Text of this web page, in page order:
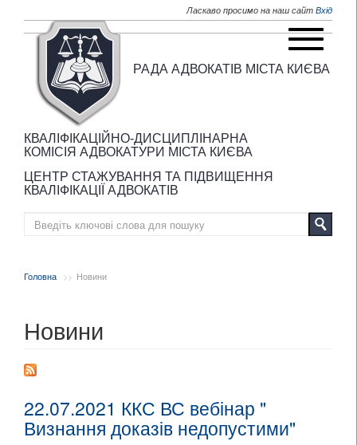
Ласкаво просимо на наш сайт Вхід
РАДА АДВОКАТІВ МІСТА КИЄВА
КВАЛІФІКАЦІЙНО-ДИСЦИПЛІНАРНА
КОМІСІЯ АДВОКАТУРИ МІСТА КИЄВА
ЦЕНТР СТАЖУВАННЯ ТА ПІДВИЩЕННЯ
КВАЛІФІКАЦІЇ АДВОКАТІВ
Головна Новини
Новини
22.07.2021 ККС ВС вебінар "
Визнання доказів недопустими"